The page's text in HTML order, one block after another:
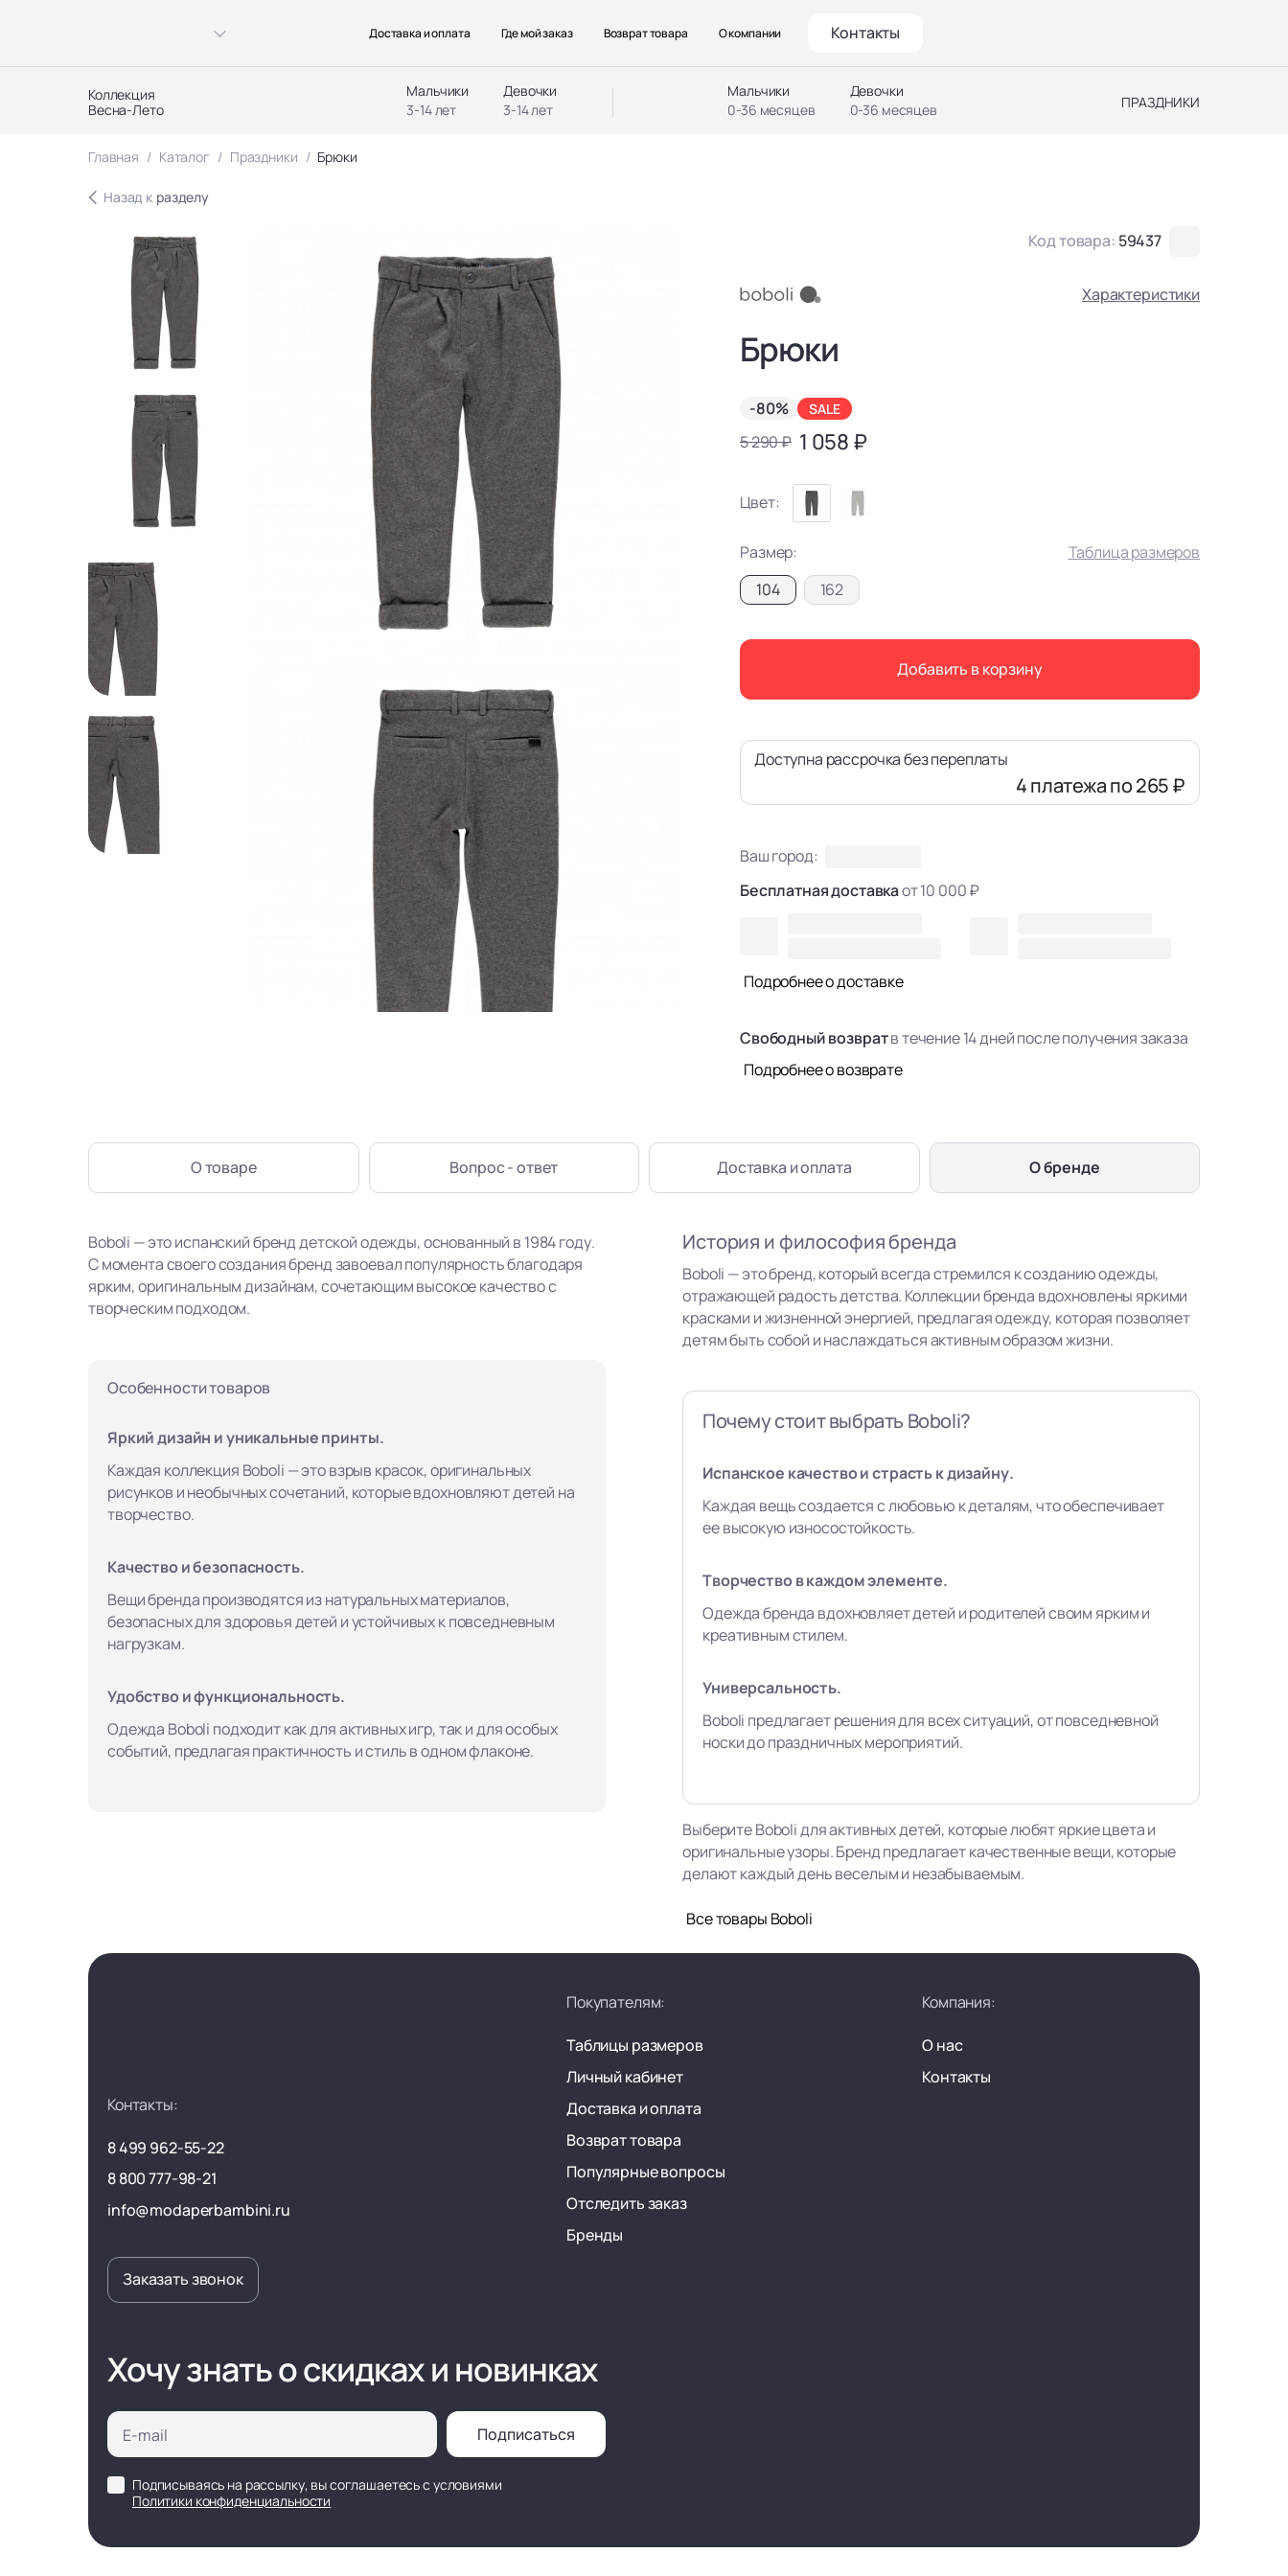
Коллекция
Весна-Лето
Мальчики
3-14 лет
Девочки
3-14 лет
Мальчики
0-36 месяцев
Девочки
0-36 месяцев
ПРАЗДНИКИ
Доставка и оплата Где мой заказ Возврат товара О компании Контакты
Главная Каталог Праздники Брюки
Назад к разделу
Код товара: 59437
Характеристики
Брюки
-80% SALE
5 290 ₽ 1 058 ₽
Цвет:
Размер:
Таблица размеров
104
162
Добавить в корзину
Доступна рассрочка без переплаты
4 платежапо 265 ₽
Ваш город:
Бесплатная доставкаот 10 000 ₽
Подробнее о доставке
Свободный возвратв течение 14 дней после получения заказа
Подробнее о возврате
О товаре Вопрос - ответ Доставка и оплата О бренде
Boboli — это испанский бренд детской одежды, основанный в 1984 году.
С момента своего создания бренд завоевал популярность благодаря
ярким, оригинальным дизайнам, сочетающим высокое качество с
творческим подходом.
Особенности товаров
Яркий дизайн и уникальные принты.
Каждая коллекция Boboli — это взрыв красок, оригинальных
рисунков и необычных сочетаний, которые вдохновляют детей на
творчество.
Качество и безопасность.
Вещи бренда производятся из натуральных материалов,
безопасных для здоровья детей и устойчивых к повседневным
нагрузкам.
Удобство и функциональность.
Одежда Boboli подходит как для активных игр, так и для особых
событий, предлагая практичность и стиль в одном флаконе.
История и философия бренда
Boboli — это бренд, который всегда стремился к созданию одежды,
отражающей радость детства. Коллекции бренда вдохновлены яркими
красками и жизненной энергией, предлагая одежду, которая позволяет
детям быть собой и наслаждаться активным образом жизни.
Почему стоит выбрать Boboli?
Испанское качество и страсть к дизайну.
Каждая вещь создается с любовью к деталям, что обеспечивает
ее высокую износостойкость.
Творчество в каждом элементе.
Одежда бренда вдохновляет детей и родителей своим ярким и
креативным стилем.
Универсальность.
Boboli предлагает решения для всех ситуаций, от повседневной
носки до праздничных мероприятий.
Выберите Boboli для активных детей, которые любят яркие цвета и
оригинальные узоры. Бренд предлагает качественные вещи, которые
делают каждый день веселым и незабываемым.
Все товары Boboli
Контакты:
8 499 962-55-22
8 800 777-98-21
info@modaperbambini.ru
Заказать звонок
Покупателям:
Таблицы размеров
Личный кабинет
Доставка и оплата
Возврат товара
Популярные вопросы
Отследить заказ
Бренды
Компания:
О нас
Контакты
Хочу знать о скидках и новинках
Подписаться
Подписываясь на рассылку, вы соглашаетесь с условиями
Политики конфиденциальности